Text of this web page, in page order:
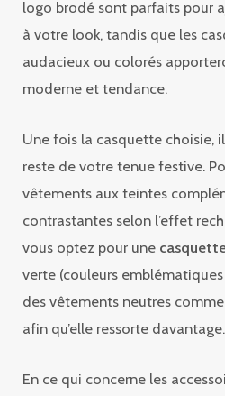
logo brodé sont parfaits pour
à votre look, tandis que les
audacieux ou colorés
moderne et tendance.
Une fois la casquette choisie,
reste de votre tenue festive.
vêtements aux teintes
contrastantes selon l’effet
vous optez pour une
verte (couleurs
des vêtements neutres
afin qu’elle ressorte davantage.
En ce qui concerne les